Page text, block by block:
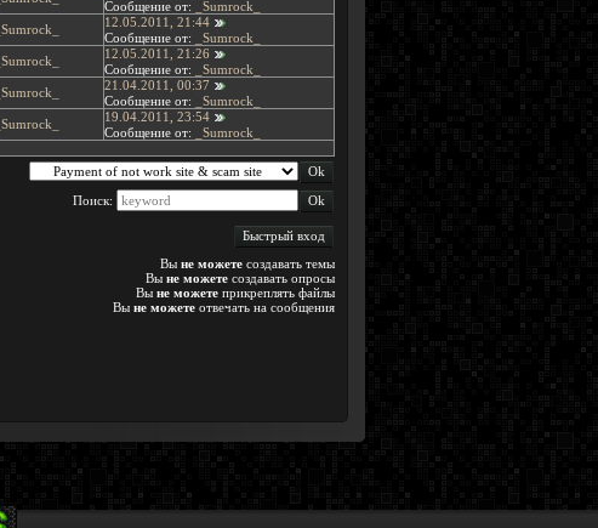
Сообщение от:
_Sumrock_
_Sumrock_
12.05.2011, 21:44
Сообщение от:
_Sumrock_
_Sumrock_
12.05.2011, 21:26
Сообщение от:
_Sumrock_
_Sumrock_
21.04.2011, 00:37
Сообщение от:
_Sumrock_
_Sumrock_
19.04.2011, 23:54
Сообщение от:
_Sumrock_
Поиск:
Вы не можете создавать темы
Вы не можете создавать опросы
Вы не можете прикреплять файлы
Вы не можете отвечать на сообщения